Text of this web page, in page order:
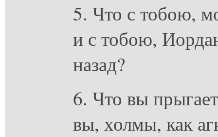
5. Что с тобою,
и с тобою,
назад?
6. Что вы
вы, холмы, как